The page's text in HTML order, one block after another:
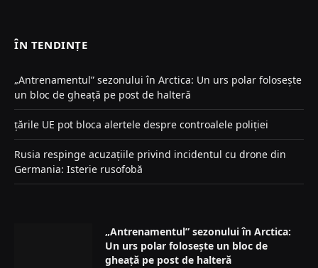
ÎN TENDINȚE
„Antrenamentul” sezonului în Arctica: Un urs polar folosește
un bloc de gheață pe post de halteră
țările UE pot bloca alertele despre controalele poliției
Rusia respinge acuzațiile privind incidentul cu drone din
Germania: Isterie rusofobă
„Antrenamentul” sezonului în Arctica:
Un urs polar folosește un bloc de
gheață pe post de halteră